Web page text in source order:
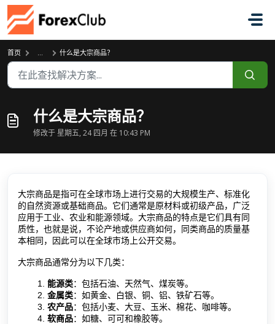
跳过至主要内容
首页 ... 什么是大宗商品？
什么是大宗商品？
修改于 星期五, 24 四月 在 10:43 PM
大宗商品是指可在全球市场上进行交易的大规模生产、标准化
的自然资源或基础商品。它们通常是原材料或初级产品，广泛
应用于工业、农业和能源领域。大宗商品的特点是它们具有同
质性，也就是说，不论产地或供应商如何，同类商品的质量基
本相同，因此可以在全球市场上公开交易。
大宗商品通常分为以下几类：
能源类：包括石油、天然气、煤炭等。
金属类：如黄金、白银、铜、铝、铁矿石等。
农产品：包括小麦、大豆、玉米、棉花、咖啡等。
软商品：如糖、可可和橡胶等。